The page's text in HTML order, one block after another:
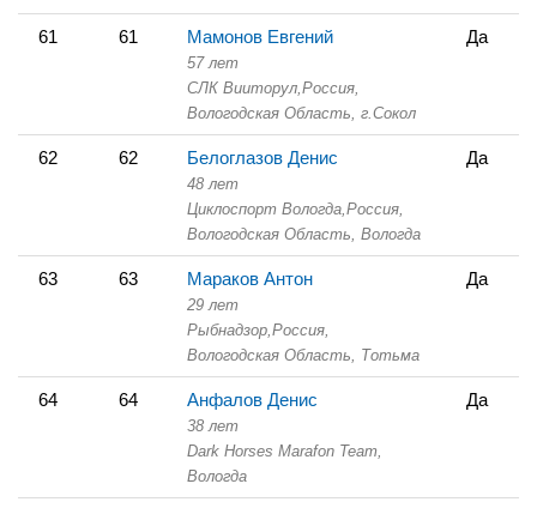
61 61 Мамонов Евгений
57 лет
СЛК Вииторул, Россия,
Вологодская Область, г.Сокол
Да
62 62 Белоглазов Денис
48 лет
Циклоспорт Вологда, Россия,
Вологодская Область, Вологда
Да
63 63 Мараков Антон
29 лет
Рыбнадзор, Россия,
Вологодская Область,
Тотьма
Да
64 64 Анфалов Денис
38 лет
Dark Horses Marafon Team,
Вологда
Да